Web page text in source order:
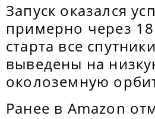
Запуск оказался
примерно через
старта все
выведены на
околоземную
Ранее в Amazon